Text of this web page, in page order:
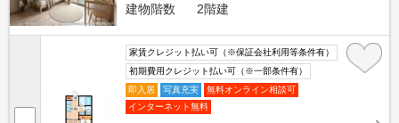
建物階数
2階建
家賃クレジット払い可（※保証会社利用等条件有）
初期費用クレジット払い可（※一部条件有）
即入居
写真充実
無料オンライン相談可
インターネット無料